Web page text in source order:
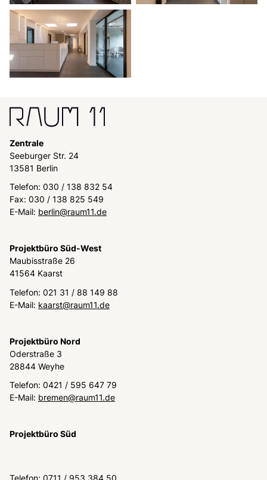
Zentrale
Seeburger Str. 24
13581 Berlin
Telefon: 030 / 138 832 54
Fax: 030 / 138 825 549
E-Mail: berlin@raum11.de
Projektbüro Süd-West
Maubisstraße 26
41564 Kaarst
Telefon: 021 31 / 88 149 88
E-Mail: kaarst@raum11.de
Projektbüro Nord
Oderstraße 3
28844 Weyhe
Telefon: 0421 / 595 647 79
E-Mail: bremen@raum11.de
Projektbüro Süd
Telefon: 0711 / 953 384 50